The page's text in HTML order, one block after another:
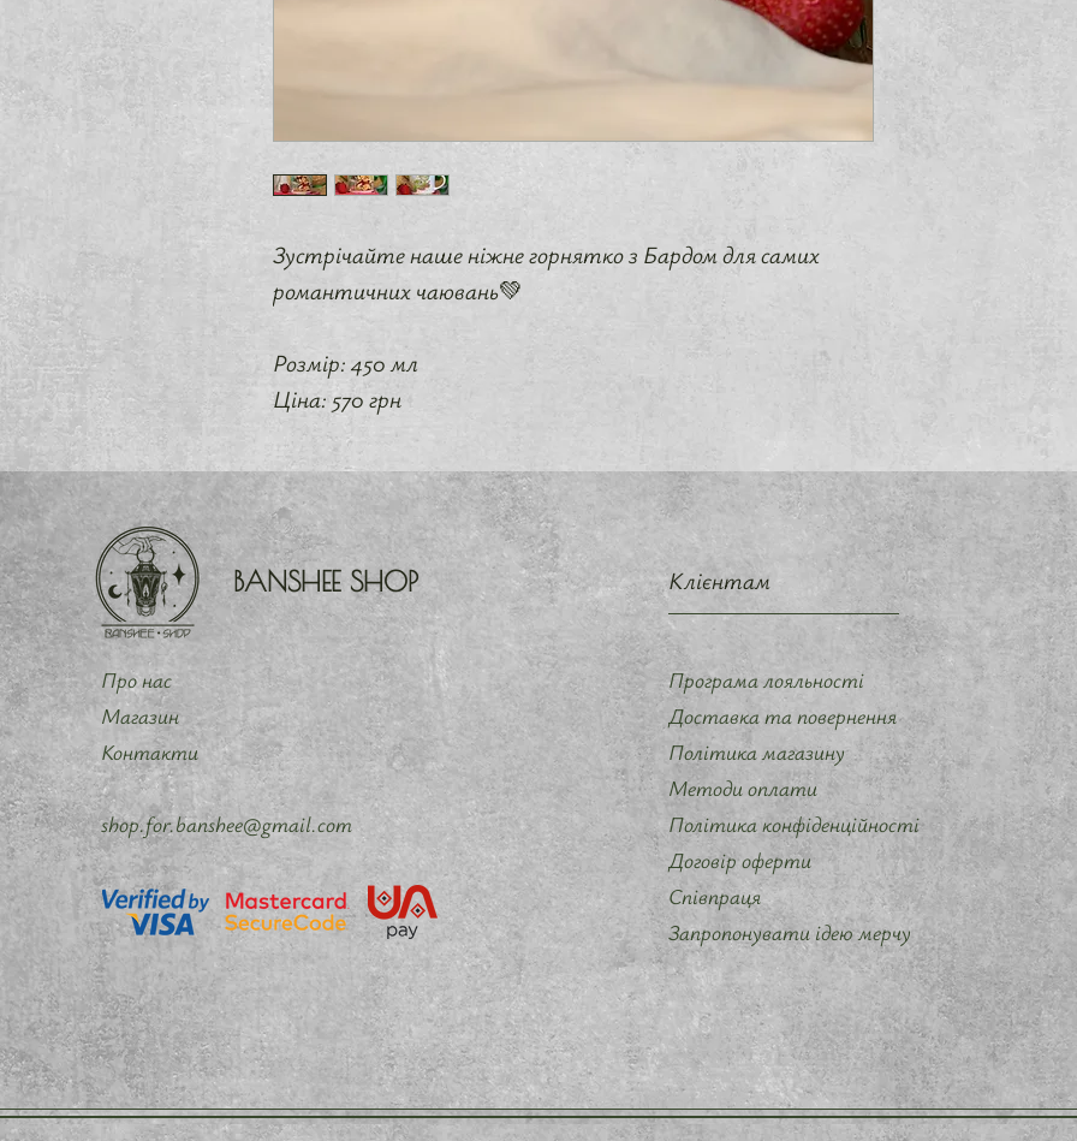
Зустрічайте наше ніжне горнятко з Бардом для самих
романтичних чаювань💚
Розмір: 450 мл
Ціна: 570 грн
BANSHEE SHOP
Про нас
Магазин
Контакти
shop.for.banshee@gmail.com
Клієнтам
Програма лояльності
Доставка та повернення
Політика магазину
Методи оплати
Політика конфіденційності
Договір оферти
Співпраця
Запропонувати ідею мерчу